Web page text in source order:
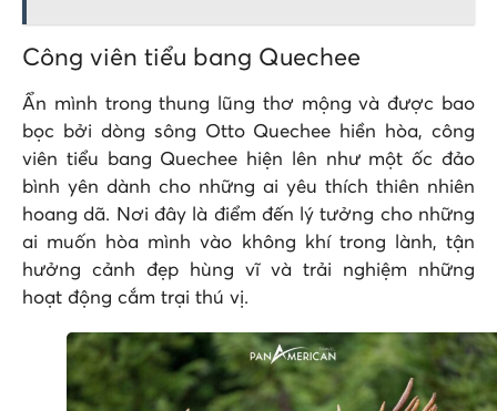
Công viên tiểu bang Quechee
Ẩn mình trong thung lũng thơ mộng và được bao
bọc bởi dòng sông Otto Quechee hiền hòa, công
viên tiểu bang Quechee hiện lên như một ốc đảo
bình yên dành cho những ai yêu thích thiên nhiên
hoang dã. Nơi đây là điểm đến lý tưởng cho những
ai muốn hòa mình vào không khí trong lành, tận
hưởng cảnh đẹp hùng vĩ và trải nghiệm những
hoạt động cắm trại thú vị.